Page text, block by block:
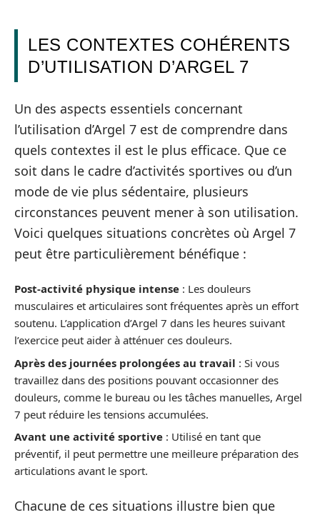
LES CONTEXTES COHÉRENTS
D’UTILISATION D’ARGEL 7
Un des aspects essentiels concernant
l’utilisation d’Argel 7 est de comprendre dans
quels contextes il est le plus efficace. Que ce
soit dans le cadre d’activités sportives ou d’un
mode de vie plus sédentaire, plusieurs
circonstances peuvent mener à son utilisation.
Voici quelques situations concrètes où Argel 7
peut être particulièrement bénéfique :
Post-activité physique intense : Les douleurs
musculaires et articulaires sont fréquentes après un effort
soutenu. L’application d’Argel 7 dans les heures suivant
l’exercice peut aider à atténuer ces douleurs.
Après des journées prolongées au travail : Si vous
travaillez dans des positions pouvant occasionner des
douleurs, comme le bureau ou les tâches manuelles, Argel
7 peut réduire les tensions accumulées.
Avant une activité sportive : Utilisé en tant que
préventif, il peut permettre une meilleure préparation des
articulations avant le sport.
Chacune de ces situations illustre bien que